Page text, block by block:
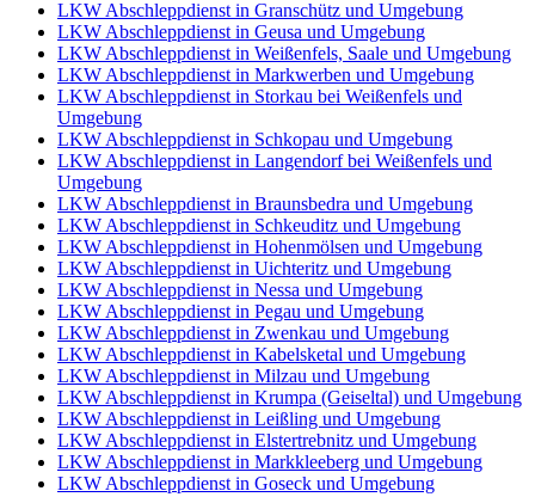
LKW Abschleppdienst in Granschütz und Umgebung
LKW Abschleppdienst in Geusa und Umgebung
LKW Abschleppdienst in Weißenfels, Saale und Umgebung
LKW Abschleppdienst in Markwerben und Umgebung
LKW Abschleppdienst in Storkau bei Weißenfels und
Umgebung
LKW Abschleppdienst in Schkopau und Umgebung
LKW Abschleppdienst in Langendorf bei Weißenfels und
Umgebung
LKW Abschleppdienst in Braunsbedra und Umgebung
LKW Abschleppdienst in Schkeuditz und Umgebung
LKW Abschleppdienst in Hohenmölsen und Umgebung
LKW Abschleppdienst in Uichteritz und Umgebung
LKW Abschleppdienst in Nessa und Umgebung
LKW Abschleppdienst in Pegau und Umgebung
LKW Abschleppdienst in Zwenkau und Umgebung
LKW Abschleppdienst in Kabelsketal und Umgebung
LKW Abschleppdienst in Milzau und Umgebung
LKW Abschleppdienst in Krumpa (Geiseltal) und Umgebung
LKW Abschleppdienst in Leißling und Umgebung
LKW Abschleppdienst in Elstertrebnitz und Umgebung
LKW Abschleppdienst in Markkleeberg und Umgebung
LKW Abschleppdienst in Goseck und Umgebung